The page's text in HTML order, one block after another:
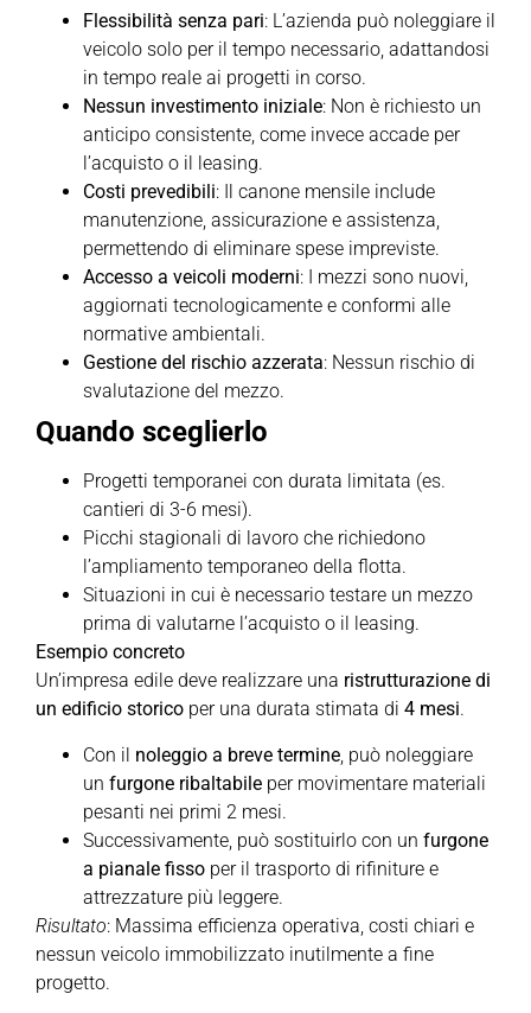
Flessibilità senza pari: L’azienda può noleggiare il
veicolo solo per il tempo necessario, adattandosi
in tempo reale ai progetti in corso.
Nessun investimento iniziale: Non è richiesto un
anticipo consistente, come invece accade per
l’acquisto o il leasing.
Costi prevedibili: Il canone mensile include
manutenzione, assicurazione e assistenza,
permettendo di eliminare spese impreviste.
Accesso a veicoli moderni: I mezzi sono nuovi,
aggiornati tecnologicamente e conformi alle
normative ambientali.
Gestione del rischio azzerata: Nessun rischio di
svalutazione del mezzo.
Quando sceglierlo
Progetti temporanei con durata limitata (es.
cantieri di 3-6 mesi).
Picchi stagionali di lavoro che richiedono
l’ampliamento temporaneo della flotta.
Situazioni in cui è necessario testare un mezzo
prima di valutarne l’acquisto o il leasing.
Esempio concreto
Un’impresa edile deve realizzare una ristrutturazione di
un edificio storico per una durata stimata di 4 mesi.
Con il noleggio a breve termine, può noleggiare
un furgone ribaltabile per movimentare materiali
pesanti nei primi 2 mesi.
Successivamente, può sostituirlo con un furgone
a pianale fisso per il trasporto di rifiniture e
attrezzature più leggere.
Risultato: Massima efficienza operativa, costi chiari e
nessun veicolo immobilizzato inutilmente a fine
progetto.